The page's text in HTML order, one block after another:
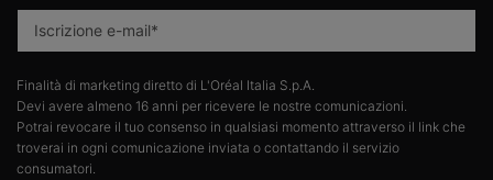
Iscrizione e-mail*
Finalità di marketing diretto di L'Oréal Italia S.p.A.​
Devi avere almeno 16 anni per ricevere le nostre comunicazioni.​
Potrai revocare il tuo consenso in qualsiasi momento attraverso il link che
troverai in ogni comunicazione inviata o contattando il servizio
consumatori.​